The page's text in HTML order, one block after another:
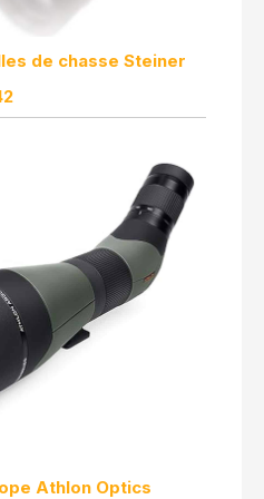
de chasse Steiner
Athlon Optics